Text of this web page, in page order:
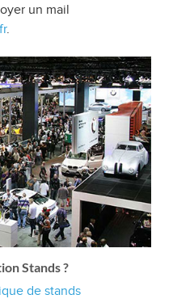
un mail
.
Stands ?
de stands